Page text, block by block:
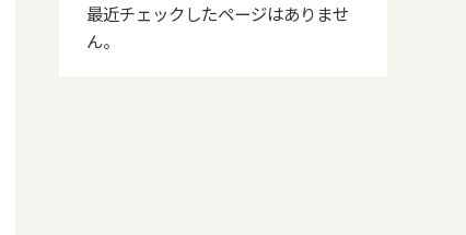
最近チェックしたページはありませ
ん。